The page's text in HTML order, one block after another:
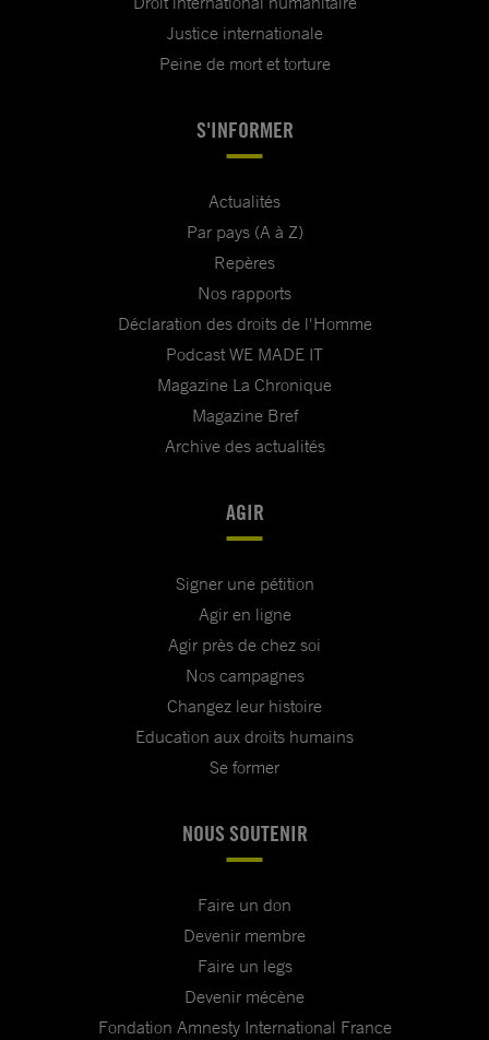
Justice internationale
Peine de mort et torture
S'INFORMER
Actualités
Par pays (A à Z)
Repères
Nos rapports
Déclaration des droits de l'Homme
Podcast WE MADE IT
Magazine La Chronique
Magazine Bref
Archive des actualités
AGIR
Signer une pétition
Agir en ligne
Agir près de chez soi
Nos campagnes
Changez leur histoire
Education aux droits humains
Se former
NOUS SOUTENIR
Faire un don
Devenir membre
Faire un legs
Devenir mécène
Fondation Amnesty International France